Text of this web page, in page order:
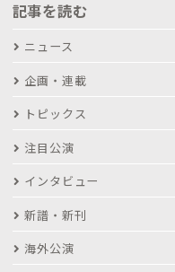
記事を読む
ニュース
企画・連載
トピックス
注目公演
インタビュー
新譜・新刊
海外公演